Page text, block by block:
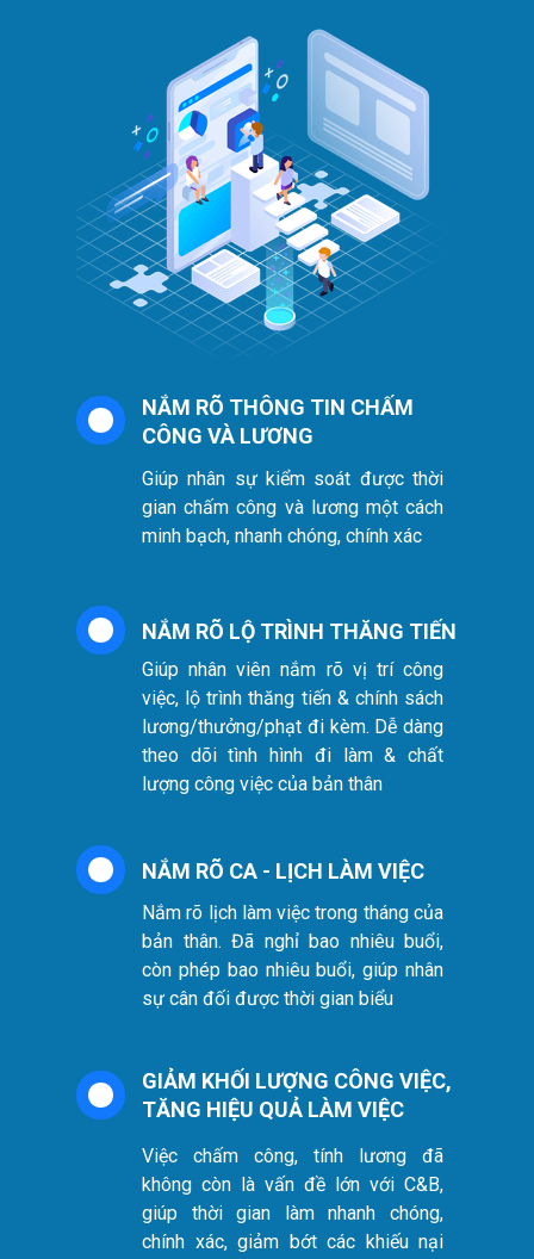
NẮM RÕ THÔNG TIN CHẤM
CÔNG VÀ LƯƠNG
Giúp nhân viên nắm rõ vị trí công
việc, lộ trình thăng tiến & chính sách
lương/thưởng/phạt đi kèm. Dễ dàng
theo dõi tình hình đi làm & chất
lượng công việc của bản thân
Nắm rõ lịch làm việc trong tháng của
bản thân. Đã nghỉ bao nhiêu buổi,
còn phép bao nhiêu buổi, giúp nhân
sự cân đối được thời gian biểu
NẮM RÕ CA - LỊCH LÀM VIỆC
Giúp nhân sự kiểm soát được thời
gian chấm công và lương một cách
minh bạch, nhanh chóng, chính xác
NẮM RÕ LỘ TRÌNH THĂNG TIẾN
GIẢM KHỐI LƯỢNG CÔNG VIỆC,
TĂNG HIỆU QUẢ LÀM VIỆC
Việc chấm công, tính lương đã
không còn là vấn đề lớn với C&B,
giúp thời gian làm nhanh chóng,
chính xác, giảm bớt các khiếu nại